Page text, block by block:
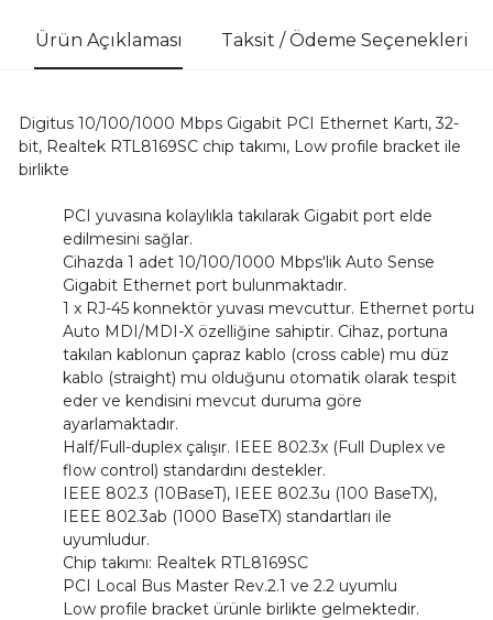
Ürün Açıklaması Taksit / Ödeme Seçenekleri
Digitus 10/100/1000 Mbps Gigabit PCI Ethernet Kartı, 32-
bit, Realtek RTL8169SC chip takımı, Low profile bracket ile
birlikte
PCI yuvasına kolaylıkla takılarak Gigabit port elde
edilmesini sağlar.
Cihazda 1 adet 10/100/1000 Mbps'lik Auto Sense
Gigabit Ethernet port bulunmaktadır.
1 x RJ-45 konnektör yuvası mevcuttur. Ethernet portu
Auto MDI/MDI-X özelliğine sahiptir. Cihaz, portuna
takılan kablonun çapraz kablo (cross cable) mu düz
kablo (straight) mu olduğunu otomatik olarak tespit
eder ve kendisini mevcut duruma göre
ayarlamaktadır.
Half/Full-duplex çalışır. IEEE 802.3x (Full Duplex ve
flow control) standardını destekler.
IEEE 802.3 (10BaseT), IEEE 802.3u (100 BaseTX),
IEEE 802.3ab (1000 BaseTX) standartları ile
uyumludur.
Chip takımı: Realtek RTL8169SC
PCI Local Bus Master Rev.2.1 ve 2.2 uyumlu
Low profile bracket ürünle birlikte gelmektedir.